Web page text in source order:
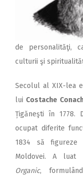
de personalităţi,
culturii şi
Secolul al XIX-lea
lui Costache
Țigăneşti în 1778.
ocupat diferite
1834 să
Moldovei. A luat
Organic,